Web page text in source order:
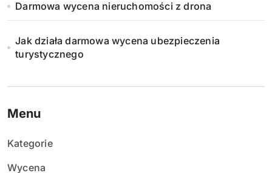
Darmowa wycena nieruchomości z drona
Jak działa darmowa wycena ubezpieczenia
turystycznego
Menu
Kategorie
Wycena